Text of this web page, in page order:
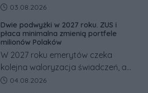
powiecie śremskim zakończyło się
odwrócić nawet natychmiastowe
działania służb ratunkowych.
Data dodania artykułu:
03.08.2026
Dwie podwyżki w 2027 roku. ZUS i
płaca minimalna zmienią portfele
milionów Polaków
W 2027 roku emerytów czeka
kolejna waloryzacja świadczeń, a
pracowników podwyżka płacy
Data dodania artykułu:
04.08.2026